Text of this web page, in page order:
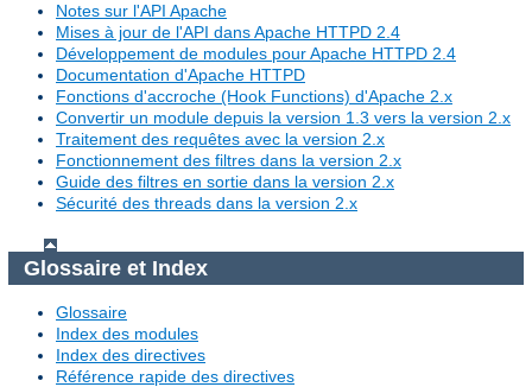
Notes sur l'API Apache
Mises à jour de l'API dans Apache HTTPD 2.4
Développement de modules pour Apache HTTPD 2.4
Documentation d'Apache HTTPD
Fonctions d'accroche (Hook Functions) d'Apache 2.x
Convertir un module depuis la version 1.3 vers la version 2.x
Traitement des requêtes avec la version 2.x
Fonctionnement des filtres dans la version 2.x
Guide des filtres en sortie dans la version 2.x
Sécurité des threads dans la version 2.x
Glossaire et Index
Glossaire
Index des modules
Index des directives
Référence rapide des directives